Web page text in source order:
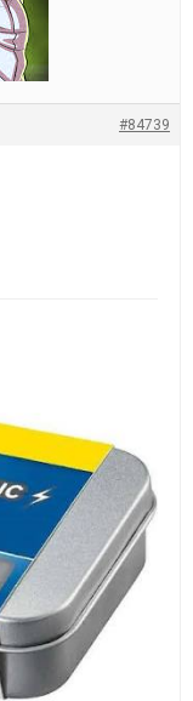
#84739